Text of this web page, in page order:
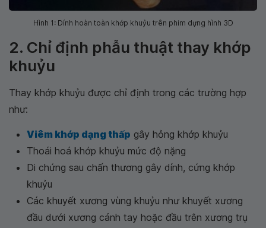
Hình 1: Dính hoàn toàn khớp khuỷu trên phim dựng hình 3D
2. Chỉ định phẫu thuật thay khớp
khuỷu
Thay khớp khuỷu được chỉ định trong các trường hợp
như:
Viêm khớp dạng thấp gây hỏng khớp khuỷu
Thoái hoá khớp khuỷu mức độ nặng
Di chứng sau chấn thương gây dính, cứng khớp
khuỷu
Các khuyết xương vùng khuỷu như khuyết xương
đầu dưới xương cánh tay hoặc đầu trên xương trụ